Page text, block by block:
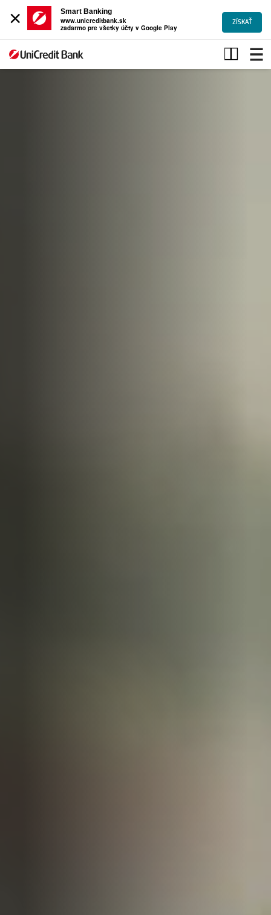
×
Smart Banking
www.unicreditbank.sk
zadarmo pre všetky účty v Google Play
ZÍSKAŤ
Občania